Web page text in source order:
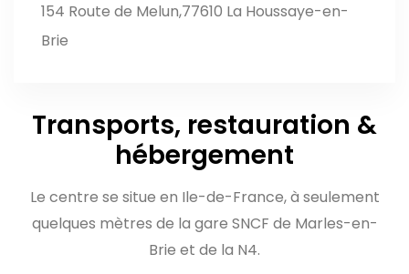
154 Route de Melun,77610 La Houssaye-en-
Brie
Transports, restauration &
hébergement
Le centre se situe en Ile-de-France, à seulement
quelques mètres de la gare SNCF de Marles-en-
Brie et de la N4.